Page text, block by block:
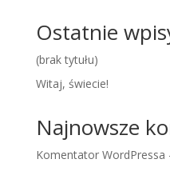
Ostatnie
(brak tytułu)
Witaj, świecie!
Najnowsze
Komentator WordPressa